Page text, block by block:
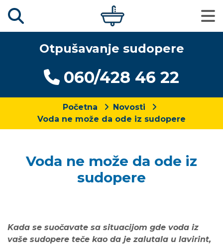
Otpušavanje sudopere
060/428 46 22
Početna
Novosti
Voda ne može da ode iz sudopere
Voda ne može da ode iz
sudopere
Kada se suočavate sa situacijom gde voda iz
vaše sudopere teče kao da je zalutala u lavirint,